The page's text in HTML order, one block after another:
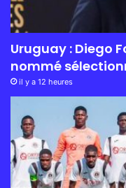
Uruguay : Diego
nommé
il y a 12 heures